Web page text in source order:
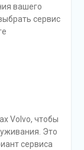
вашего
сервис
Volvo, чтобы
Это
сервиса